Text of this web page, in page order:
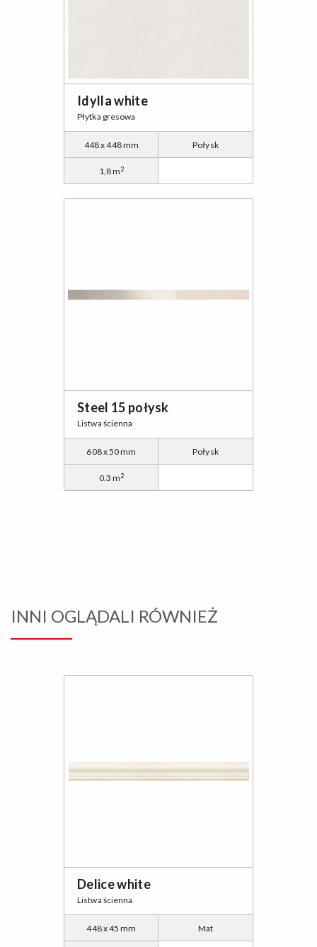
Idylla white
Płytka gresowa
448 x 448 mm Połysk
1,8 m2
Steel 15 połysk
Listwa ścienna
608 x 50 mm Połysk
0.3 m2
INNI OGLĄDALI RÓWNIEŻ
Delice white
Listwa ścienna
448 x 45 mm Mat